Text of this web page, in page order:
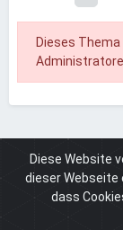
Dieses
Board
Diese Website
dieser Webseite
dass